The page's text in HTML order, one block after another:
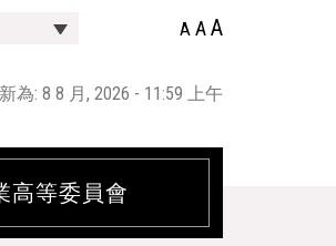
A AA
為: 8 8 月, 2026 - 11:59 上午
高等委員會